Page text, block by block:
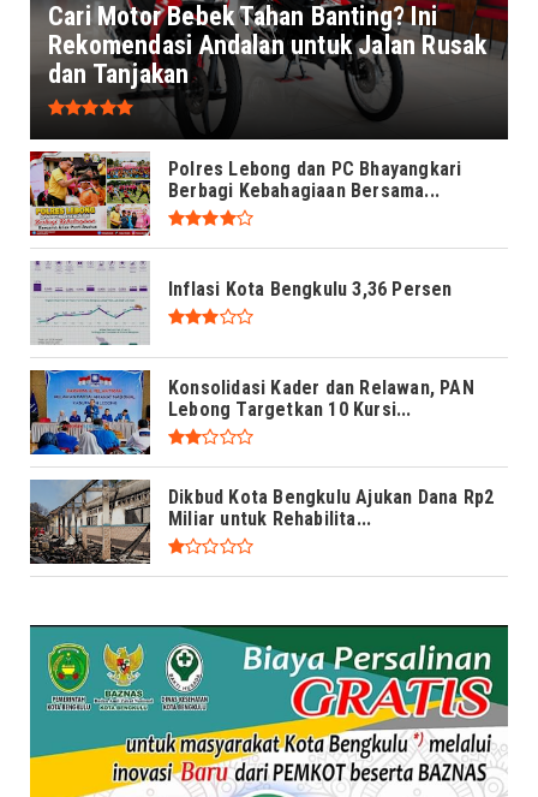
Cari Motor Bebek Tahan Banting? Ini
Rekomendasi Andalan untuk Jalan Rusak
dan Tanjakan
Polres Lebong dan PC Bhayangkari
Berbagi Kebahagiaan Bersama...
Inflasi Kota Bengkulu 3,36 Persen
Konsolidasi Kader dan Relawan, PAN
Lebong Targetkan 10 Kursi...
Dikbud Kota Bengkulu Ajukan Dana Rp2
Miliar untuk Rehabilita...